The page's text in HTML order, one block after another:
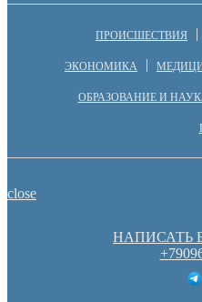
ПРОИСШЕСТВИЯ
ЭКОНОМИКА
ОБРАЗОВАНИЕ И
close
НАПИСАТЬ